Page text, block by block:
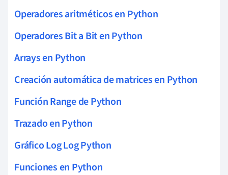
Operadores aritméticos en Python
Operadores Bit a Bit en Python
Arrays en Python
Creación automática de matrices en Python
Función Range de Python
Trazado en Python
Gráfico Log Log Python
Funciones en Python